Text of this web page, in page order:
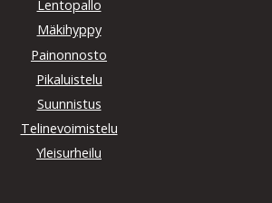
Lentopallo
Mäkihyppy
Painonnosto
Pikaluistelu
Suunnistus
Telinevoimistelu
Yleisurheilu